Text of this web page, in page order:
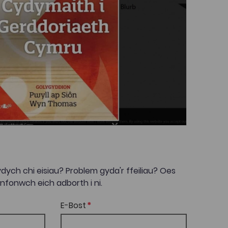
chi eisiau? Problem gyda'r ffeiliau? Oes
eich adborth i ni.
E-Bost